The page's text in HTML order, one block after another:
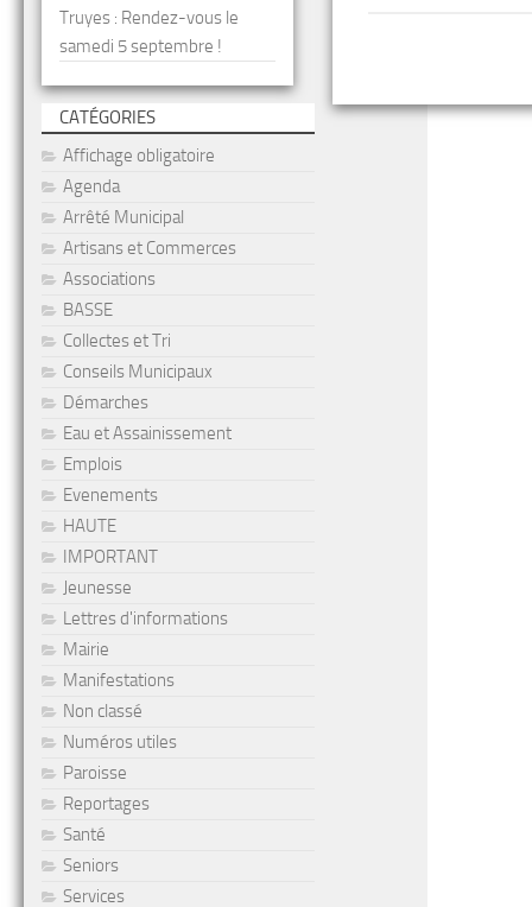
Truyes : Rendez-vous le
samedi 5 septembre !
CATÉGORIES
Affichage obligatoire
Agenda
Arrêté Municipal
Artisans et Commerces
Associations
BASSE
Collectes et Tri
Conseils Municipaux
Démarches
Eau et Assainissement
Emplois
Evenements
HAUTE
IMPORTANT
Jeunesse
Lettres d'informations
Mairie
Manifestations
Non classé
Numéros utiles
Paroisse
Reportages
Santé
Seniors
Services